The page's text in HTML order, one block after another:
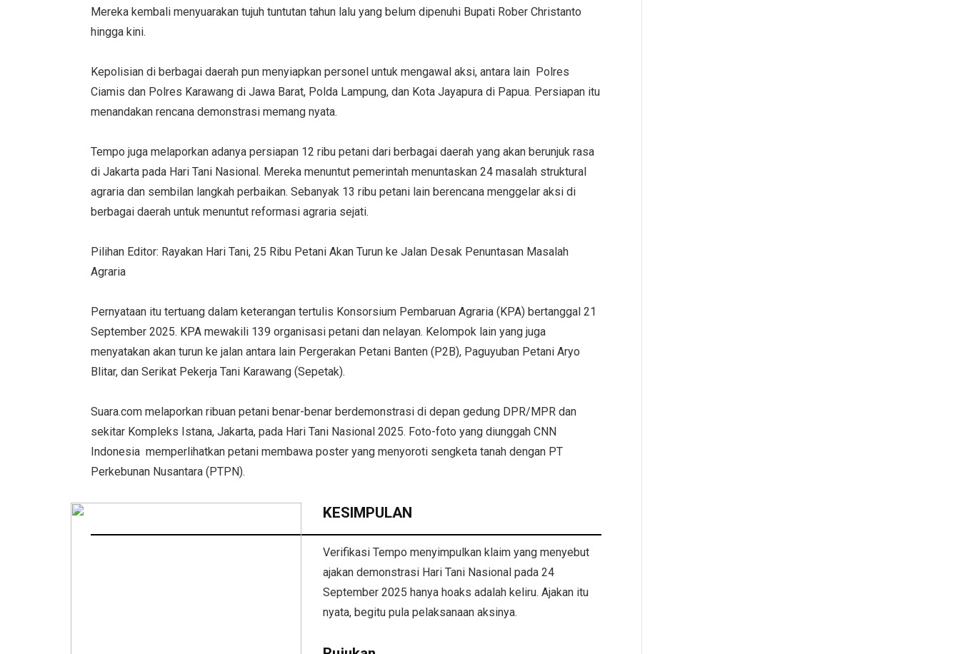
Mereka kembali menyuarakan tujuh tuntutan tahun lalu yang belum dipenuhi Bupati Rober Christanto
hingga kini.
Kepolisian di berbagai daerah pun menyiapkan personel untuk mengawal aksi, antara lain Polres
Ciamis dan Polres Karawang di Jawa Barat, Polda Lampung, dan Kota Jayapura di Papua. Persiapan itu
menandakan rencana demonstrasi memang nyata.
Tempo juga melaporkan adanya persiapan 12 ribu petani dari berbagai daerah yang akan berunjuk rasa
di Jakarta pada Hari Tani Nasional. Mereka menuntut pemerintah menuntaskan 24 masalah struktural
agraria dan sembilan langkah perbaikan. Sebanyak 13 ribu petani lain berencana menggelar aksi di
berbagai daerah untuk menuntut reformasi agraria sejati.
Pilihan Editor: Rayakan Hari Tani, 25 Ribu Petani Akan Turun ke Jalan Desak Penuntasan Masalah
Agraria
Pernyataan itu tertuang dalam keterangan tertulis Konsorsium Pembaruan Agraria (KPA) bertanggal 21
September 2025. KPA mewakili 139 organisasi petani dan nelayan. Kelompok lain yang juga
menyatakan akan turun ke jalan antara lain Pergerakan Petani Banten (P2B), Paguyuban Petani Aryo
Blitar, dan Serikat Pekerja Tani Karawang (Sepetak).
Suara.com melaporkan ribuan petani benar-benar berdemonstrasi di depan gedung DPR/MPR dan
sekitar Kompleks Istana, Jakarta, pada Hari Tani Nasional 2025. Foto-foto yang diunggah CNN
Indonesia memperlihatkan petani membawa poster yang menyoroti sengketa tanah dengan PT
Perkebunan Nusantara (PTPN).
KESIMPULAN
Verifikasi Tempo menyimpulkan klaim yang menyebut
ajakan demonstrasi Hari Tani Nasional pada 24
September 2025 hanya hoaks adalah keliru. Ajakan itu
nyata, begitu pula pelaksanaan aksinya.